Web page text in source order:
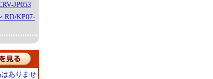
JP053
RD/KP07-
ありませ